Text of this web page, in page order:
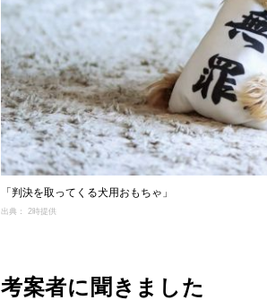
「判決を取ってくる犬用おもちゃ」
出典： 2時提供
考案者に聞きました